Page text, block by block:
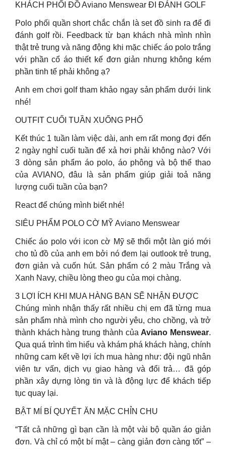
KHÁCH PHỐI ĐỒ Aviano Menswear ĐI ĐÁNH GOLF
Polo phối quần short chắc chắn là set đồ sinh ra để đi
đánh golf rồi. Feedback từ bạn khách nhà mình nhìn
thật trẻ trung và năng động khi mặc chiếc áo polo trắng
với phần cổ áo thiết kế đơn giản nhưng không kém
phần tinh tế phải không ạ?
Anh em chơi golf tham khảo ngay sản phẩm dưới link
nhé!
OUTFIT CUỐI TUẦN XUỐNG PHỐ
Kết thúc 1 tuần làm việc dài, anh em rất mong đợi đến
2 ngày nghỉ cuối tuần để xả hơi phải không nào? Với
3 dòng sản phẩm áo polo, áo phông và bộ thể thao
của AVIANO, đâu là sản phẩm giúp giải toả năng
lượng cuối tuần của bạn?
React để chúng mình biết nhé!
SIÊU PHẨM POLO CỜ MỸ Aviano Menswear
Chiếc áo polo với icon cờ Mỹ sẽ thổi một làn gió mới
cho tủ đồ của anh em bởi nó đem lại outlook trẻ trung,
đơn giản và cuốn hút. Sản phẩm có 2 màu Trắng và
Xanh Navy, chiều lòng theo gu của mọi chàng.
3 LỢI ÍCH KHI MUA HÀNG BẠN SẼ NHẬN ĐƯỢC
Chúng mình nhận thấy rất nhiều chị em đã từng mua
sản phẩm nhà mình cho người yêu, cho chồng, và trở
thành khách hàng trung thành của Aviano Menswear.
Qua quá trình tìm hiểu và khám phá khách hàng, chính
những cam kết về lợi ích mua hàng như: đội ngũ nhân
viên tư vấn, dịch vụ giao hàng và đổi trả… đã góp
phần xây dựng lòng tin và là động lực để khách tiếp
tục quay lại.
BẬT MÍ BÍ QUYẾT ĂN MẶC CHỈN CHU
“Tất cả những gì bạn cần là một vài bộ quần áo giản
đơn. Và chỉ có một bí mật – càng giản đơn càng tốt” –